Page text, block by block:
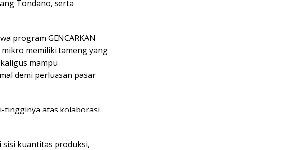
Tondano, serta
program GENCARKAN
memiliki tameng yang
mampu
demi perluasan pasar
tingginya atas kolaborasi
sisi kuantitas produksi,